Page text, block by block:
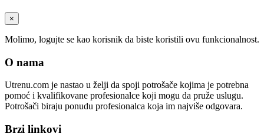
×
Molimo, logujte se kao korisnik da biste koristili ovu funkcionalnost.
O nama
Utrenu.com je nastao u želji da spoji potrošače kojima je potrebna
pomoć i kvalifikovane profesionalce koji mogu da pruže uslugu.
Potrošači biraju ponudu profesionalca koja im najviše odgovara.
Brzi linkovi